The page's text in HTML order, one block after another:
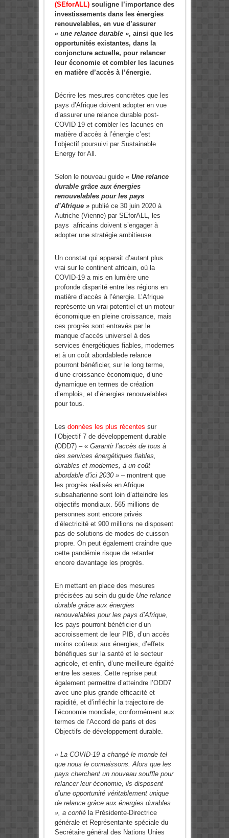
(SEforALL)souligne l’importance des
investissements dans les énergies
renouvelables, en vue d’assurer
« une relance durable », ainsi que les
opportunités existantes, dans la
conjoncture actuelle, pour relancer
leur économie et combler les lacunes
en matière d’accès à l’énergie.
Décrire les mesures concrètes que les
pays d’Afrique doivent adopter en vue
d’assurer une relance durable post-
COVID-19 et combler les lacunes en
matière d’accès à l’énergie c’est
l’objectif poursuivi par Sustainable
Energy for All.
Selon le nouveau guide« Une relance
durable grâce aux énergies
renouvelables pour les pays
d’Afrique » publié ce 30 juin 2020 à
Autriche (Vienne) par SEforALL, les
pays africains doivent s’engager à
adopter une stratégie ambitieuse.
Un constat qui apparait d’autant plus
vrai sur le continent africain, où la
COVID-19 a mis en lumière une
profonde disparité entre les régions en
matière d’accès à l’énergie. L’Afrique
représente un vrai potentiel et un moteur
économique en pleine croissance, mais
ces progrès sont entravés par le
manque d’accès universel à des
services énergétiques fiables, modernes
et à un coût abordablede relance
pourront bénéficier, sur le long terme,
d’une croissance économique, d’une
dynamique en termes de création
d’emplois, et d’énergies renouvelables
pour tous.
Les données les plus récentes sur
l’Objectif 7 de développement durable
(ODD7) – « Garantir l’accès de tous à
des services énergétiques fiables,
durables et modernes, à un coût
abordable d’ici 2030 » – montrent que
les progrès réalisés en Afrique
subsaharienne sont loin d’atteindre les
objectifs mondiaux. 565 millions de
personnes sont encore privés
d’électricité et 900 millions ne disposent
pas de solutions de modes de cuisson
propre. On peut également craindre que
cette pandémie risque de retarder
encore davantage les progrès.
En mettant en place des mesures
précisées au sein du guide Une relance
durable grâce aux énergies
renouvelables pour les pays d’Afrique,
les pays pourront bénéficier d’un
accroissement de leur PIB, d’un accès
moins coûteux aux énergies, d’effets
bénéfiques sur la santé et le secteur
agricole, et enfin, d’une meilleure égalité
entre les sexes. Cette reprise peut
également permettre d’atteindre l’ODD7
avec une plus grande efficacité et
rapidité, et d’infléchir la trajectoire de
l’économie mondiale, conformément aux
termes de l’Accord de paris et des
Objectifs de développement durable.
« La COVID-19 a changé le monde tel
que nous le connaissons. Alors que les
pays cherchent un nouveau souffle pour
relancer leur économie, ils disposent
d’une opportunité véritablement unique
de relance grâce aux énergies durables
», a confiéla Présidente-Directrice
générale et Représentante spéciale du
Secrétaire général des Nations Unies